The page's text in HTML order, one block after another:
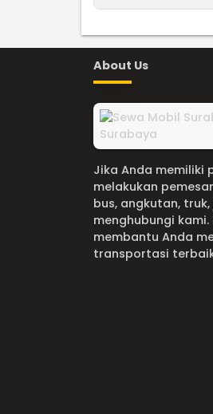
About Us
Jika Anda memiliki
melakukan
bus, angkutan,
menghubungi
membantu Anda
transportasi